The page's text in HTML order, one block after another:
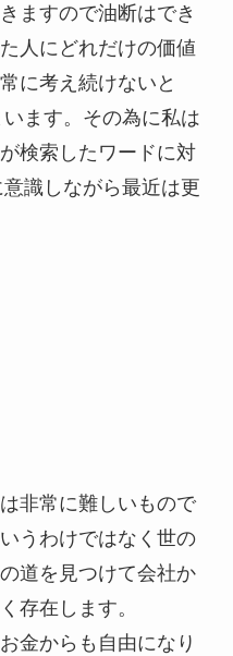
ますので油断はでき
人にどれだけの価値
に考え続けないと
ます。その為に私は
検索したワードに対
識しながら最近は更
非常に難しいもので
うわけではなく世の
道を見つけて会社か
存在します。
金からも自由になり